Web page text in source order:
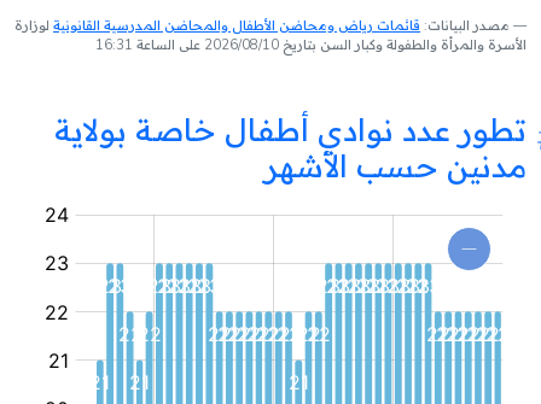
مصدر البيانات: قائمات رياض ومحاضن الأطفال والمحاضن المدرسية القانونية لوزارة
الأسرة والمرأة والطفولة وكبار السن بتاريخ 2026/08/10 على الساعة 16:31
تطور عدد نوادي أطفال خاصة بولاية
مدنين حسب الأشهر
نادي
خاص